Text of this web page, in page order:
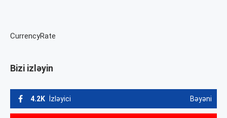
CurrencyRate
Bizi izləyin
4.2K İzləyici Bəyəni